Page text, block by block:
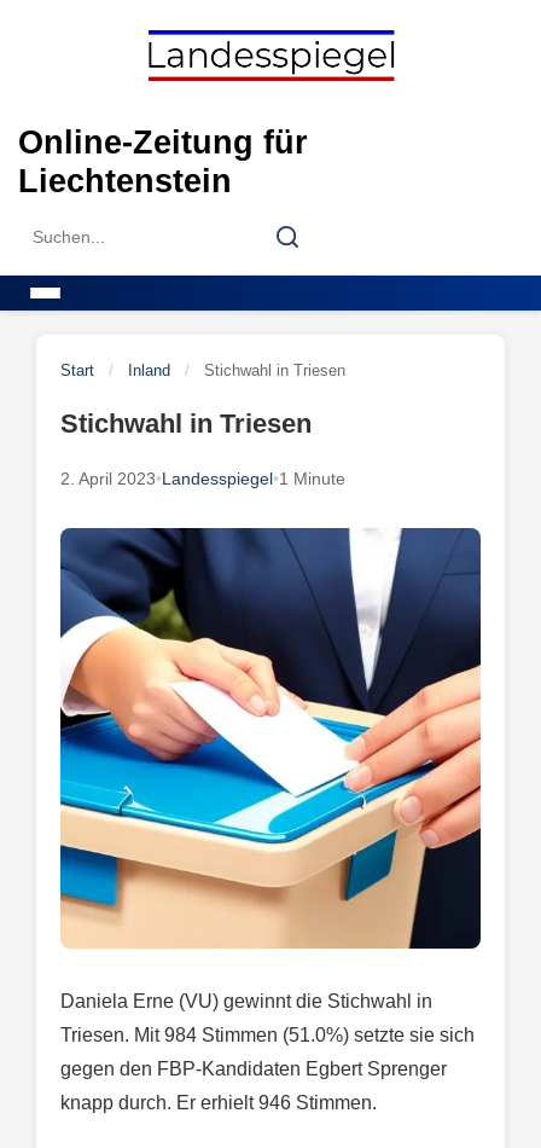
Online-Zeitung für
Liechtenstein
Search
Search
Start / Inland / Stichwahl in Triesen
Stichwahl in Triesen
2. April 2023•Landesspiegel•1 Minute
Daniela Erne (VU) gewinnt die Stichwahl in
Triesen. Mit 984 Stimmen (51.0%) setzte sie sich
gegen den FBP-Kandidaten Egbert Sprenger
knapp durch. Er erhielt 946 Stimmen.